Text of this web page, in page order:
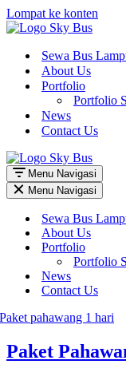
Lompat ke konten
Sewa Bus
About Us
Portfolio
Portfolio
News
Contact Us
Menu Navigasi
Menu Navigasi
Sewa Bus
About Us
Portfolio
Portfolio
News
Contact Us
Paket